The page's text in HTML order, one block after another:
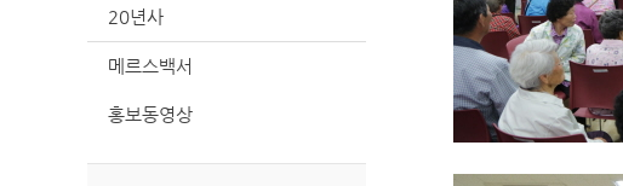
20년사
메르스백서
홍보동영상